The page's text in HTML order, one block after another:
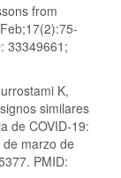
from
33349661;
K,
similares
de COVID-19:
marzo de
PMID: